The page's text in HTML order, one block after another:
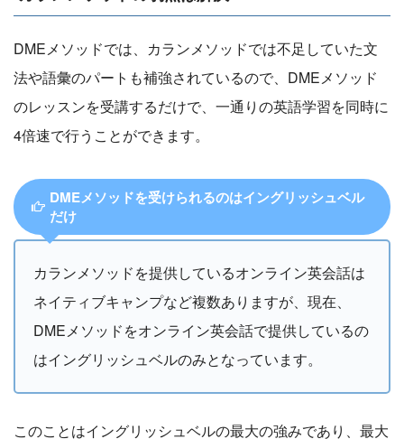
DMEメソッドでは、カランメソッドでは不足していた文
法や語彙のパートも補強されているので、DMEメソッド
のレッスンを受講するだけで、一通りの英語学習を同時に
4倍速で行うことができます。
DMEメソッドを受けられるのはイングリッシュベル
だけ
カランメソッドを提供しているオンライン英会話は
ネイティブキャンプなど複数ありますが、現在、
DMEメソッドをオンライン英会話で提供しているの
はイングリッシュベルのみとなっています。
このことはイングリッシュベルの最大の強みであり、最大